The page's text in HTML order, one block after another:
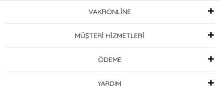
VAKRONLİNE
MÜŞTERİ HİZMETLERİ
ÖDEME
YARDIM